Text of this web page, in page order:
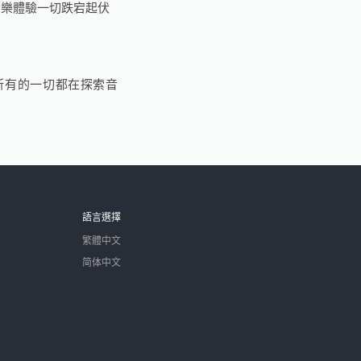
樂體驗一切跌宕起伏
有的一切都在探索音
語言選擇
繁體中文
简体中文